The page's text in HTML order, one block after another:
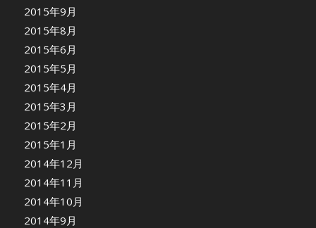
2015年9月
2015年8月
2015年6月
2015年5月
2015年4月
2015年3月
2015年2月
2015年1月
2014年12月
2014年11月
2014年10月
2014年9月